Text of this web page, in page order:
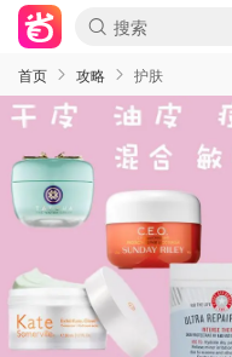
首页 攻略 护肤